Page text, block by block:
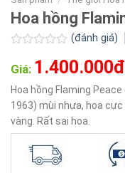
Hoa hồng
xếp
0.0
5
sao
(đánh giá)
Giá: 1.400.000đ
Hoa hồng Flaming
1963) mùi nhựa, hoa
vàng. Rất sai hoa.